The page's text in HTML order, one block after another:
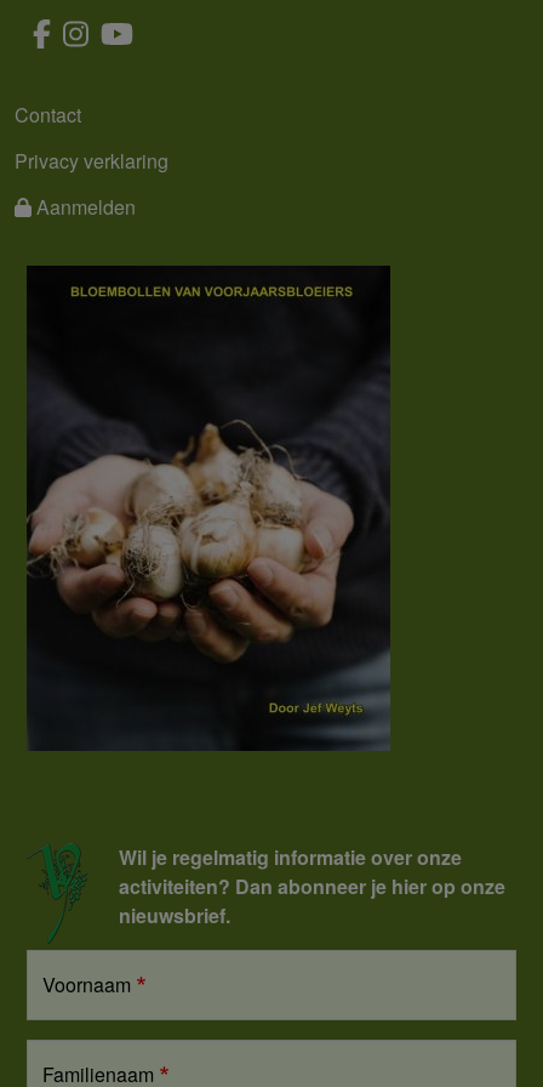
MENU
Contact
Privacy verklaring
Aanmelden
Wil je regelmatig informatie over onze
activiteiten? Dan abonneer je hier op onze
nieuwsbrief.
Voornaam
Familienaam